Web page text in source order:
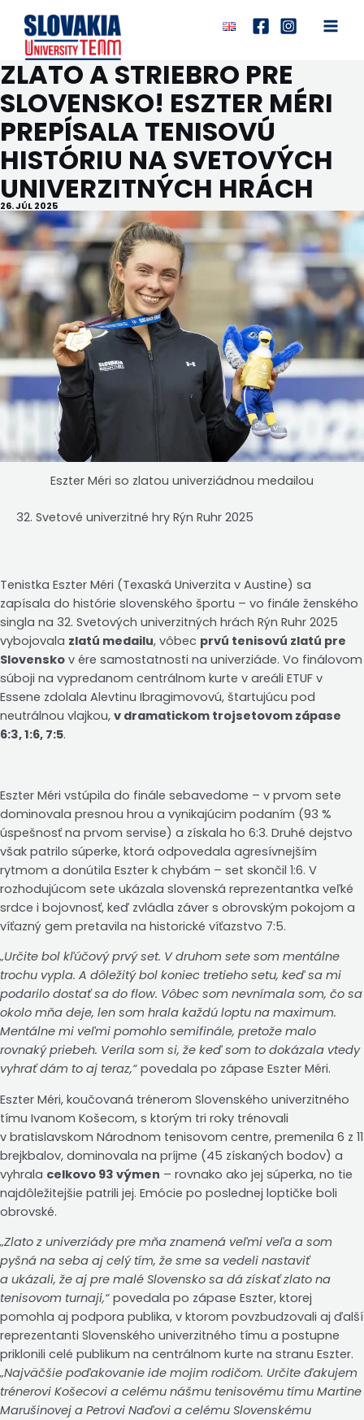
obsah
Main
ZLATO A STRIEBRO PRE
SLOVENSKO! ESZTER MÉRI
PREPÍSALA TENISOVÚ
HISTÓRIU NA SVETOVÝCH
UNIVERZITNÝCH HRÁCH
26. JÚL 2025
Eszter Méri so zlatou univerziádnou medailou
Svetové univerzitné hry Rýn Ruhr 2025
Tenistka Eszter Méri (Texaská Univerzita v Austine) sa
zapísala do histórie slovenského športu – vo finále ženského
singla na 32. Svetových univerzitných hrách Rýn Ruhr 2025
vybojovala zlatú medailu, vôbec prvú tenisovú zlatú pre
Slovensko v ére samostatnosti na univerziáde. Vo finálovom
súboji na vypredanom centrálnom kurte v areáli ETUF v
Essene zdolala Alevtinu Ibragimovovú, štartujúcu pod
neutrálnou vlajkou, v dramatickom trojsetovom zápase
6:3, 1:6, 7:5.
Eszter Méri vstúpila do finále sebavedome – v prvom sete
dominovala presnou hrou a vynikajúcim podaním (93 %
úspešnosť na prvom servise) a získala ho 6:3. Druhé dejstvo
však patrilo súperke, ktorá odpovedala agresívnejším
rytmom a donútila Eszter k chybám – set skončil 1:6. V
rozhodujúcom sete ukázala slovenská reprezentantka veľké
srdce i bojovnosť, keď zvládla záver s obrovským pokojom a
víťazný gem pretavila na historické víťazstvo 7:5.
„Určite bol kľúčový prvý set. V druhom sete som mentálne
trochu vypla. A dôležitý bol koniec tretieho setu, keď sa mi
podarilo dostať sa do flow. Vôbec som nevnímala som, čo sa
okolo mňa deje, len som hrala každú loptu na maximum.
Mentálne mi veľmi pomohlo semifinále, pretože malo
rovnaký priebeh. Verila som si, že keď som to dokázala vtedy
vyhrať dám to aj teraz,“ povedala po zápase Eszter Méri.
Eszter Méri, koučovaná trénerom Slovenského univerzitného
tímu Ivanom Košecom, s ktorým tri roky trénovali
v bratislavskom Národnom tenisovom centre, premenila 6 z 11
brejkbalov, dominovala na príjme (45 získaných bodov) a
vyhrala celkovo 93 výmen – rovnako ako jej súperka, no tie
najdôležitejšie patrili jej. Emócie po poslednej loptičke boli
obrovské.
„Zlato z univerziády pre mňa znamená veľmi veľa a som
pyšná na seba aj celý tím, že sme sa vedeli nastaviť
a ukázali, že aj pre malé Slovensko sa dá získať zlato na
tenisovom turnaji,“ povedala po zápase Eszter, ktorej
pomohla aj podpora publika, v ktorom povzbudzovali aj ďalší
reprezentanti Slovenského univerzitného tímu a postupne
priklonili celé publikum na centrálnom kurte na stranu Eszter.
„Najväčšie poďakovanie ide mojim rodičom. Určite ďakujem
trénerovi Košecovi a celému nášmu tenisovému tímu Martine
Marušinovej a Petrovi Naďovi a celému Slovenskému